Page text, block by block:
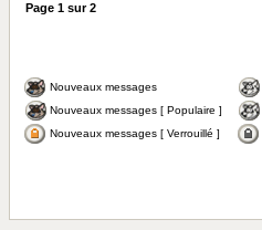
Page 1 sur2
Nouveaux messages
Nouveaux messages [ Populaire ]
Nouveaux messages [ Verrouillé ]